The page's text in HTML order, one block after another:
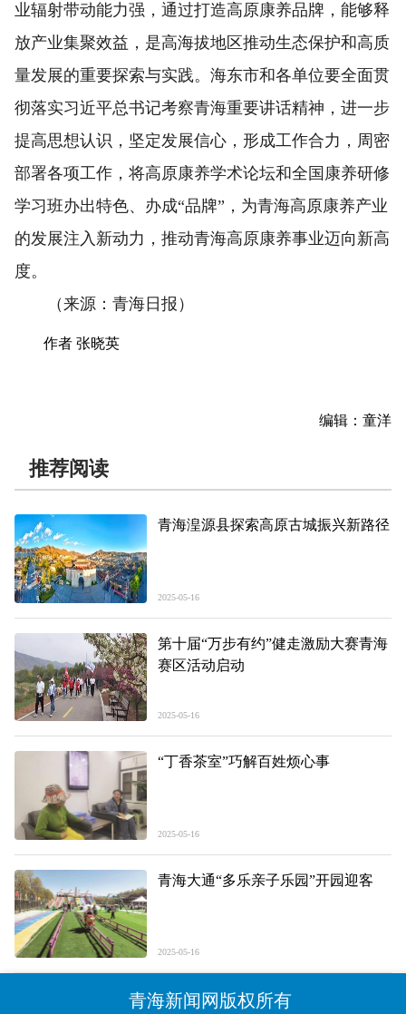
业辐射带动能力强，通过打造高原康养品牌，能够释
放产业集聚效益，是高海拔地区推动生态保护和高质
量发展的重要探索与实践。海东市和各单位要全面贯
彻落实习近平总书记考察青海重要讲话精神，进一步
提高思想认识，坚定发展信心，形成工作合力，周密
部署各项工作，将高原康养学术论坛和全国康养研修
学习班办出特色、办成“品牌”，为青海高原康养产业
的发展注入新动力，推动青海高原康养事业迈向新高
度。
（来源：青海日报）
作者 张晓英
编辑：童洋
推荐阅读
青海湟源县探索高原古城振兴新路径
2025-05-16
第十届“万步有约”健走激励大赛青海
赛区活动启动
2025-05-16
“丁香茶室”巧解百姓烦心事
2025-05-16
青海大通“多乐亲子乐园”开园迎客
2025-05-16
青海新闻网版权所有